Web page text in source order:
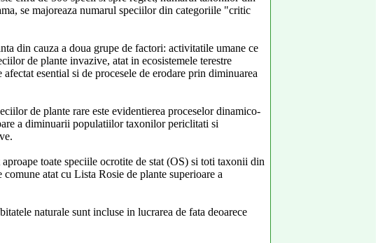
se majoreaza numarul speciilor din categoriile "critic
din cauza a doua grupe de factori: activitatile umane ce
de plante invazive, atat in ecosistemele terestre
esential si de procesele de erodare prin diminuarea
de plante rare este evidentierea proceselor dinamico-
a diminuarii populatiilor taxonilor periclitati si
toate speciile ocrotite de stat (OS) si toti taxonii din
atat cu Lista Rosie de plante superioare a
naturale sunt incluse in lucrarea de fata deoarece